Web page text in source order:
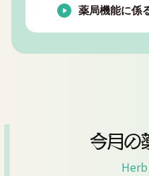
薬局機能に係
今月の